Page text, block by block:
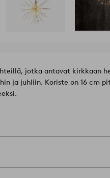
jotka antavat kirkkaan
ja juhliin. Koriste on 16 cm